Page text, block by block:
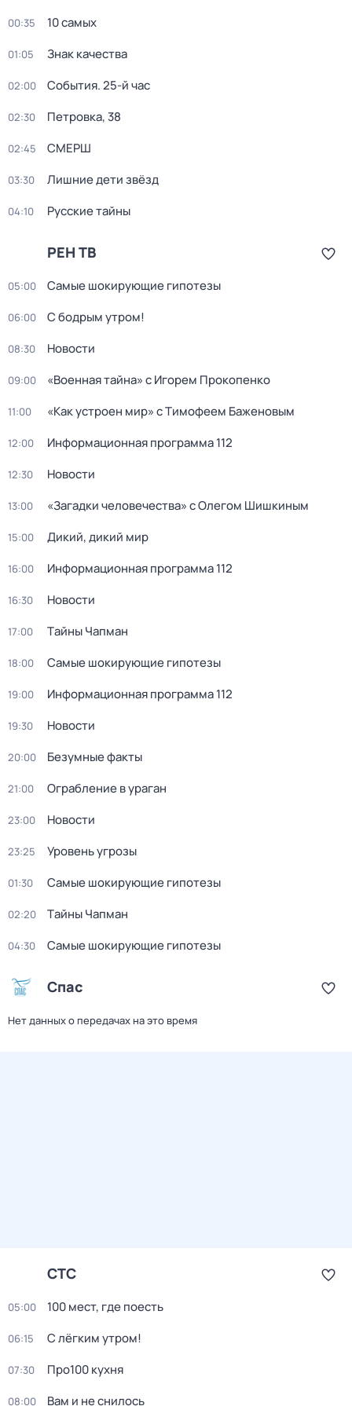
00:35 10 самых
01:05 Знак качества
02:00 События. 25-й час
02:30 Петровка, 38
02:45 СМЕРШ
03:30 Лишние дети звёзд
04:10 Русские тайны
РЕН ТВ
05:00 Самые шoкиpующие гипотезы
06:00 С бодрым утром!
08:30 Новости
09:00 «Военная тайна» с Игорем Прокопенко
11:00 «Как устроен мир» с Тимофеем Баженовым
12:00 Информационная программа 112
12:30 Новости
13:00 «Загадки человечества» с Олегом Шишкиным
15:00 Дикий, дикий мир
16:00 Информационная программа 112
16:30 Новости
17:00 Тaйны Чапман
18:00 Самые шoкиpующие гипотезы
19:00 Информационная программа 112
19:30 Новости
20:00 Безумные факты
21:00 Ограбление в ураган
23:00 Новости
23:25 Уровень угрозы
01:30 Самые шoкиpующие гипотезы
02:20 Тaйны Чапман
04:30 Самые шoкиpующие гипотезы
Спас
Нет данных о передачах на это время
СТС
05:00 100 мест, где поесть
06:15 С лёгким утром!
07:30 Про100 кухня
08:00 Вам и не снилось